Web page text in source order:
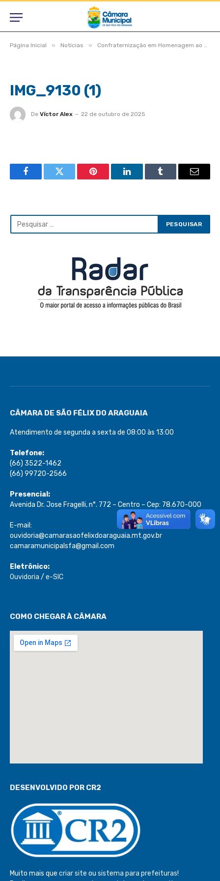
Página Inicial » Notícias » Confraternização em Homenagem ao Dia do Professor
IMG_9130 (1)
De Víctor Alex 22 de outubro de 2025
FacebookTwitter Pinterest LinkedInTumblr Email
CÂMARA DE SÃO FÉLIX DO ARAGUAIA
Atendimento de segunda a sexta de 08:00 às 13:00
Telefone:
(66) 3522-1462
(66) 99720-2566
Presencial:
Avenida Dr. Jose Fragelli, n°. 772 – Centro – Cep: 78.670-000
E-mail:
ouvidoria@camarasaofelixdoaraguaia.mt.gov.br
camaramunicipalsfa@gmail.com
Eletrônico:
Ouvidoria / e-SIC
COMO CHEGAR À CÂMARA
DESENVOLVIDO POR CR2
Muito mais que criar site ou sistema para prefeituras!